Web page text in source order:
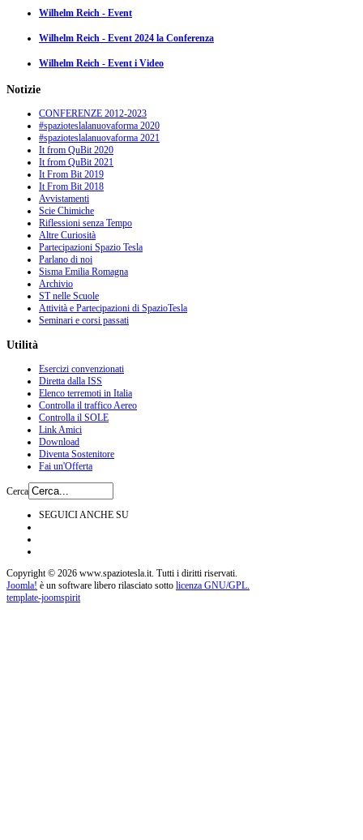
Wilhelm Reich - Event
Wilhelm Reich - Event 2024 la Conferenza
Wilhelm Reich - Event i Video
Notizie
CONFERENZE 2012-2023
#spazioteslalanuovaforma 2020
#spazioteslalanuovaforma 2021
It from QuBit 2020
It from QuBit 2021
It From Bit 2019
It From Bit 2018
Avvistamenti
Scie Chimiche
Riflessioni senza Tempo
Altre Curiosità
Partecipazioni Spazio Tesla
Parlano di noi
Sisma Emilia Romagna
Archivio
ST nelle Scuole
Attività e Partecipazioni di SpazioTesla
Seminari e corsi passati
Utilità
Esercizi convenzionati
Diretta dalla ISS
Elenco terremoti in Italia
Controlla il traffico Aereo
Controlla il SOLE
Link Amici
Download
Diventa Sostenitore
Fai un'Offerta
Cerca
SEGUICI ANCHE SU
Copyright © 2026 www.spaziotesla.it. Tutti i diritti riservati.
Joomla! è un software libero rilasciato sotto licenza GNU/GPL.
template-joomspirit